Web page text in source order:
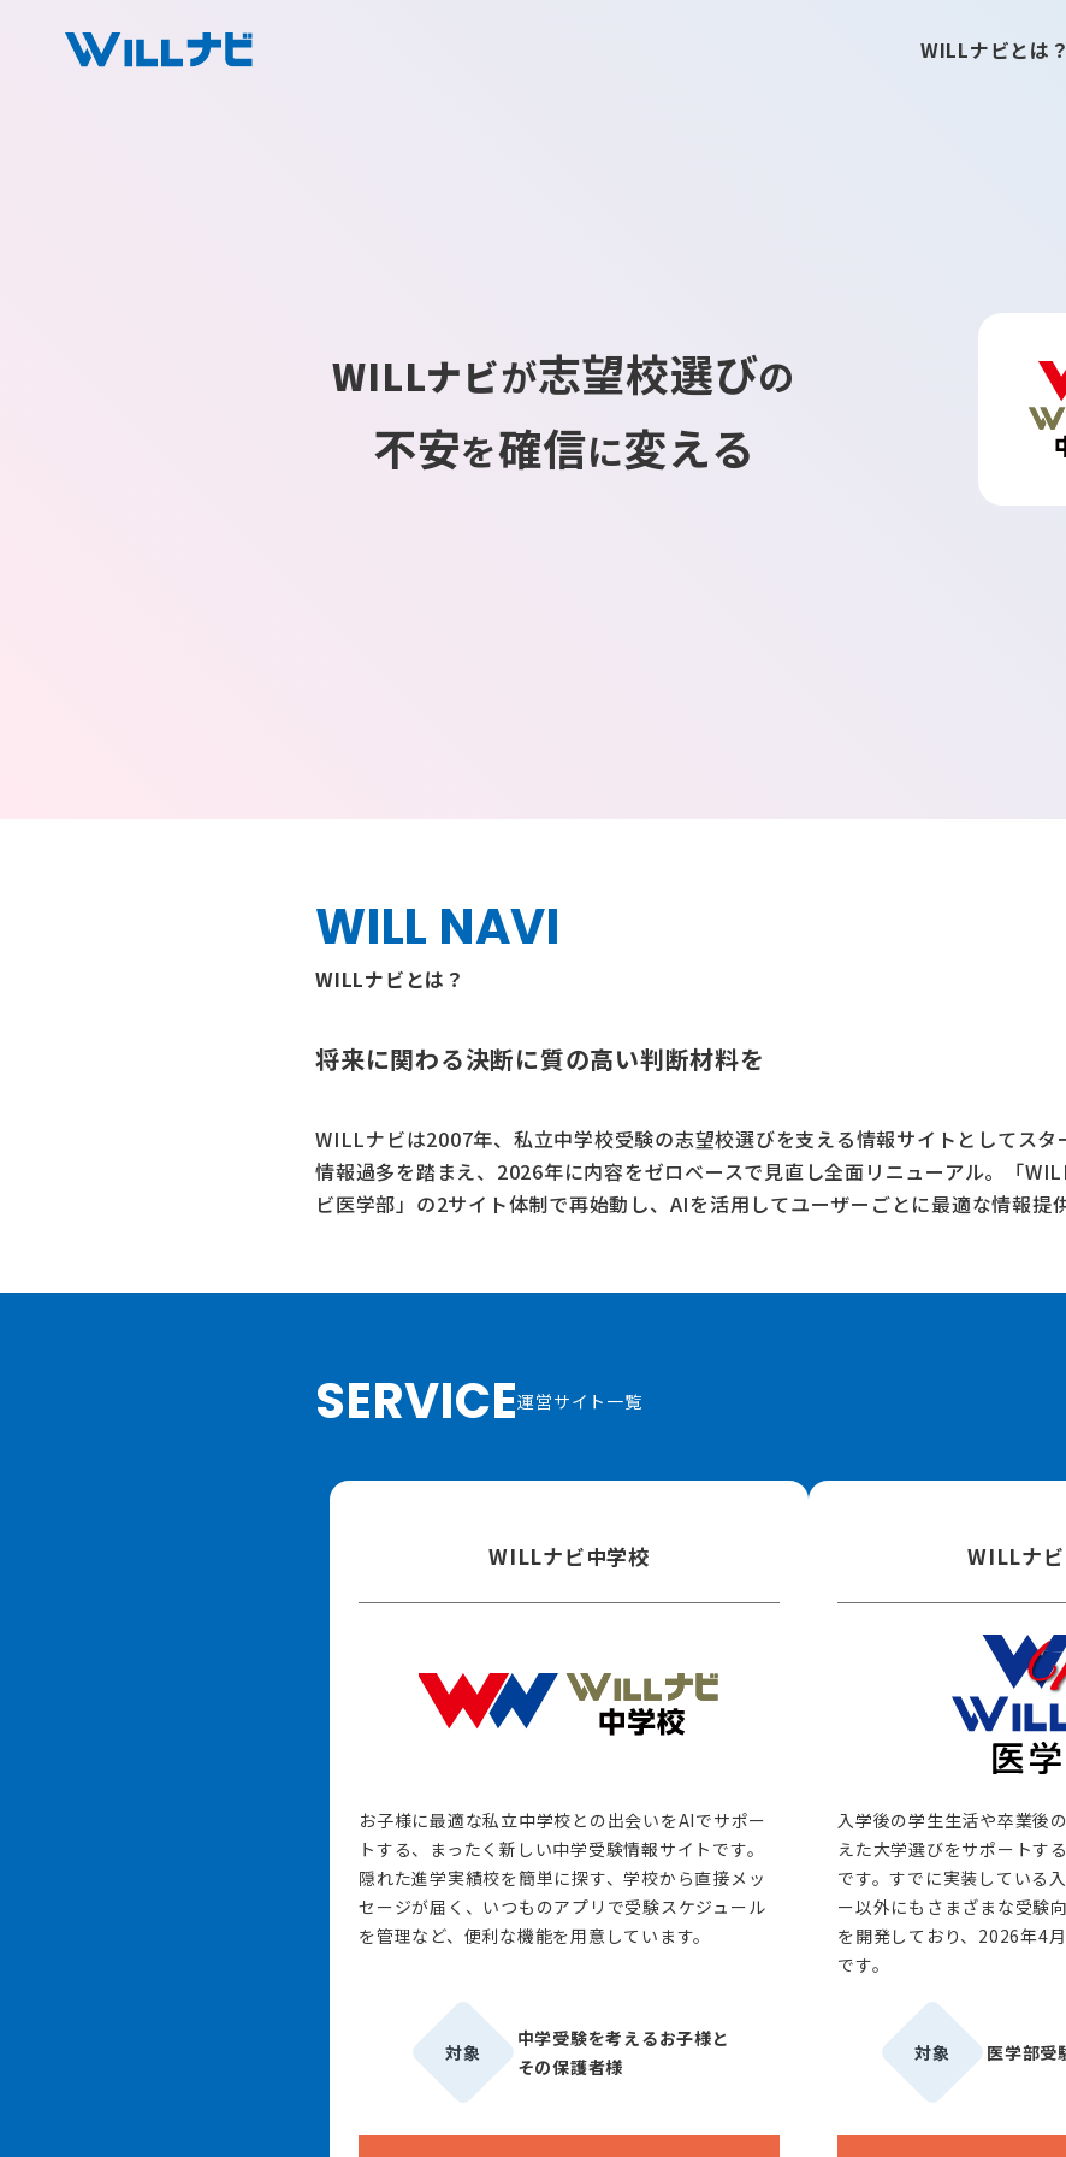
WILLナビとは？
WILLナビが志望校選びの
不安を確信に変える
WILL NAVI
WILLナビとは？
将来に関わる決断に質の高い判断材料を
WILLナビは2007年、私立中学校受験の志望校選びを支える情報サイトとしてスタ
情報過多を踏まえ、2026年に内容をゼロベースで見直し全面リニューアル。
「
ビ医学部」 の2サイト体制で再始動し、AIを活用してユーザーごとに最適な情報提
SERVICE運営サイト一覧
WILLナビ中学校
お子様に最適な私立中学校との出会いをAIでサポー
トする、まったく新しい中学受験情報サイトです。
隠れた進学実績校を簡単に探す、学校から直接メッ
セージが届く、いつものアプリで受験スケジュール
を管理など、便利な機能を用意しています。
対象
中学受験を考えるお子様と
その保護者様
WILLナ
入学後の学生生活や卒業後
えた大学選びをサポートす
です。すでに実装している
ー以外にもさまざまな受験
を開発しており、2026年4
です。
対象 医学部受